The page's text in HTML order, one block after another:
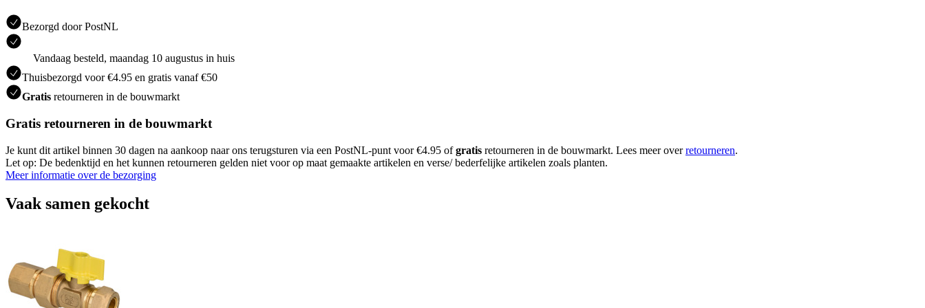
Bezorgd door PostNL
Vandaag besteld, maandag 10 augustus in huis
Thuisbezorgd voor €4.95 en gratis vanaf €50
Gratis retourneren in de bouwmarkt
Gratis retourneren in de bouwmarkt
Je kunt dit artikel binnen 30 dagen na aankoop naar ons terugsturen via een PostNL-punt voor €4.95 ofgratis retourneren in de bouwmarkt. Lees meer overretourneren.
Let op: De bedenktijd en het kunnen retourneren gelden niet voor op maat gemaakte artikelen en verse/ bederfelijke artikelen zoals planten.
Meer informatie over de bezorging
Vaak samen gekocht